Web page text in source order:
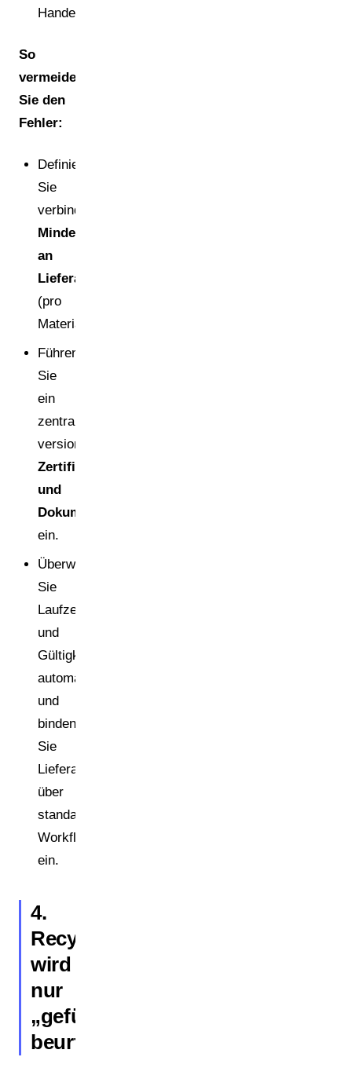
Handel.
So
vermeiden
Sie den
Fehler:
Definieren
Sie
verbindliche
Mindestanforderungen
an
Lieferantendokumente
(pro
Material/Verpackungstyp).
Führen
Sie
ein
zentrales,
versioniertes
Zertifikats-
und
Dokumentenmanagement
ein.
Überwachen
Sie
Laufzeiten
und
Gültigkeiten
automatisiert
und
binden
Sie
Lieferanten
über
standardisierte
Workflows
ein.
4.
Recyclingfähigkeit
wird
nur
„gefühlt“
beurteilt